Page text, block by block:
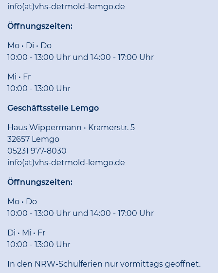
info(at)vhs-detmold-lemgo.de
Öffnungszeiten:
Mo • Di • Do
10:00 - 13:00 Uhr und 14:00 - 17:00 Uhr
Mi • Fr
10:00 - 13:00 Uhr
Geschäftsstelle Lemgo
Haus Wippermann • Kramerstr. 5
32657 Lemgo
05231 977-8030
info(at)vhs-detmold-lemgo.de
Öffnungszeiten:
Mo • Do
10:00 - 13:00 Uhr und 14:00 - 17:00 Uhr
Di • Mi • Fr
10:00 - 13:00 Uhr
In den NRW-Schulferien nur vormittags geöffnet.